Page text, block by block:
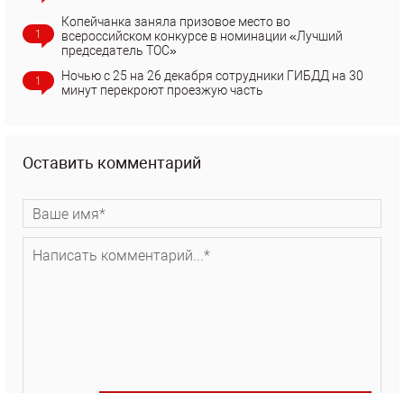
1
Копейчанка заняла призовое место во
всероссийском конкурсе в номинации «Лучший
председатель ТОС»
1
Ночью с 25 на 26 декабря сотрудники ГИБДД на 30
минут перекроют проезжую часть
Оставить комментарий